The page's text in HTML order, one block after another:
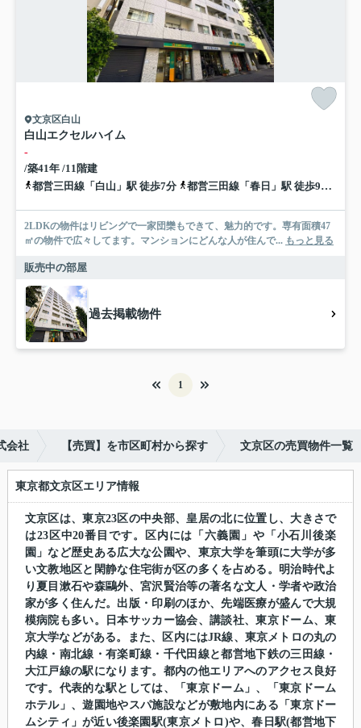
文京区白山
白山エクセルハイム
-
/築41年 /11階建
都営三田線「白山」駅 徒歩7分
都営三田線「春日」駅 徒歩9分
2LDKの物件はリビングで一家団欒もできて、魅力的です。専有面積47
㎡の物件で広々してます。マンションにどんな人が住んで... もっと見る
販売中の部屋
過去掲載物件
1
会社 【売買】を市区町村から探す 文京区の売買物件一覧
東京都文京区エリア情報
文京区は、東京23区の中央部、皇居の北に位置し、大きさで
は23区中20番目です。区内には「六義園」や「小石川後楽
園」など歴史ある広大な公園や、東京大学を筆頭に大学が多
い文教地区と閑静な住宅街が区の多くを占める。明治時代よ
り夏目漱石や森鷗外、宮沢賢治等の著名な文人・学者や政治
家が多く住んだ。出版・印刷のほか、先端医療が盛んで大規
模病院も多い。日本サッカー協会、講談社、東京ドーム、東
京大学などがある。また、区内にはJR線、東京メトロの丸の
内線・南北線・有楽町線・千代田線と都営地下鉄の三田線・
大江戸線の駅になります。都内の他エリアへのアクセス良好
です。代表的な駅としては、「東京ドーム」、「東京ドーム
ホテル」、遊園地やスパ施設などが敷地内にある「東京ドー
ムシティ」が近い後楽園駅(東京メトロ)や、春日駅(都営地下